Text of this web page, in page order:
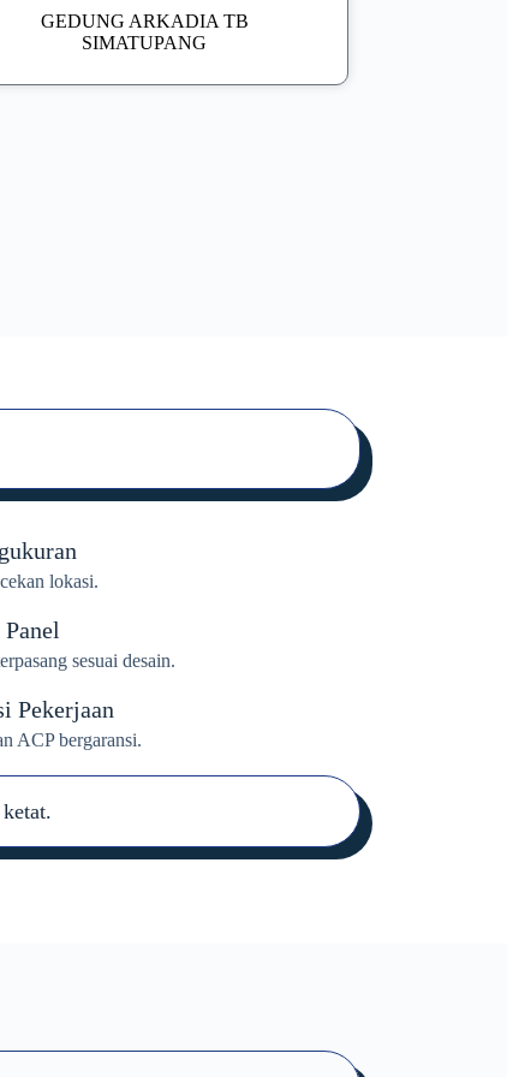
GEDUNG ARKADIA TB
SIMATUPANG
lokasi.
sesuai desain.
Pekerjaan
ACP bergaransi.